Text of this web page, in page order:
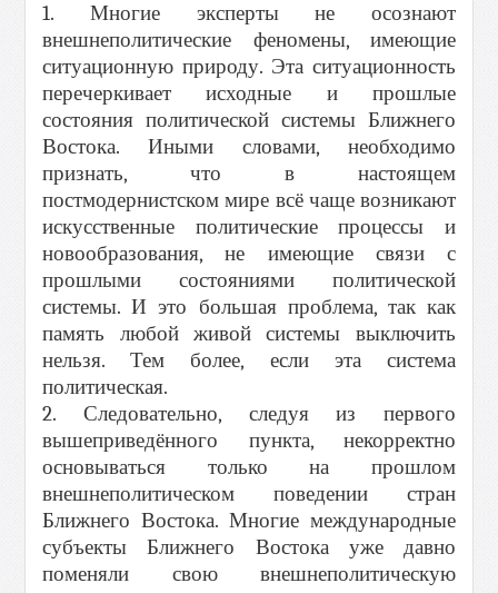
1. Многие эксперты не осознают
внешнеполитические феномены, имеющие
ситуационную природу. Эта ситуационность
перечеркивает исходные и прошлые
состояния политической системы Ближнего
Востока. Иными словами, необходимо
признать, что в настоящем
постмодернистском мире всё чаще возникают
искусственные политические процессы и
новообразования, не имеющие связи с
прошлыми состояниями политической
системы. И это большая проблема, так как
память любой живой системы выключить
нельзя. Тем более, если эта система
политическая.
2. Следовательно, следуя из первого
вышеприведённого пункта, некорректно
основываться только на прошлом
внешнеполитическом поведении стран
Ближнего Востока. Многие международные
субъекты Ближнего Востока уже давно
поменяли свою внешнеполитическую